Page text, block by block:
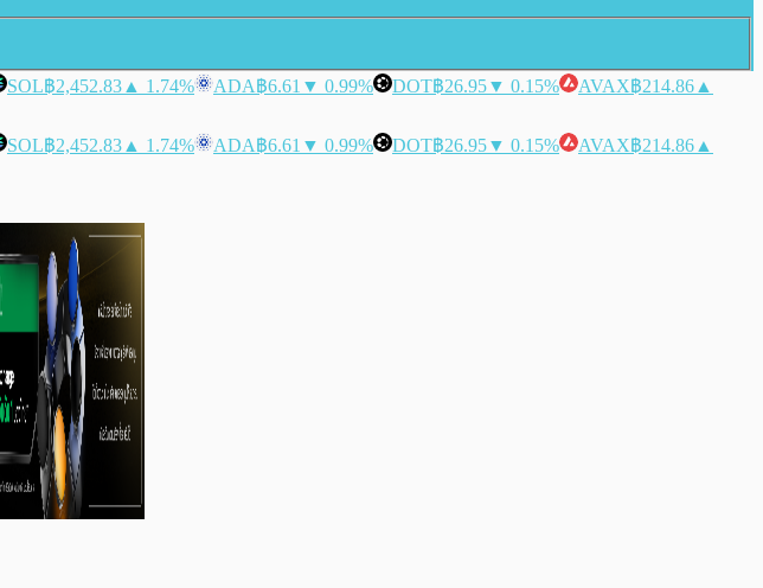
SOL฿2,452.83 ▲ 1.74% ADA฿6.61 ▼ 0.99% DOT฿26.95▼ 0.15% AVAX฿214.86 ▲
SOL฿2,452.83 ▲ 1.74% ADA฿6.61 ▼ 0.99% DOT฿26.95▼ 0.15% AVAX฿214.86 ▲